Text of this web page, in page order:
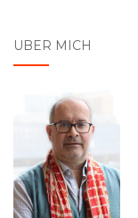
ÜBER MICH